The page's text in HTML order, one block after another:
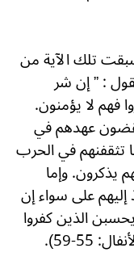
تلك الآية من
: ” إن شر
فهم لا يؤمنون.
عهدهم في
تثقفنهم في الحرب
يذكرون. وإما
على سواء إن
الذين كفروا
59).